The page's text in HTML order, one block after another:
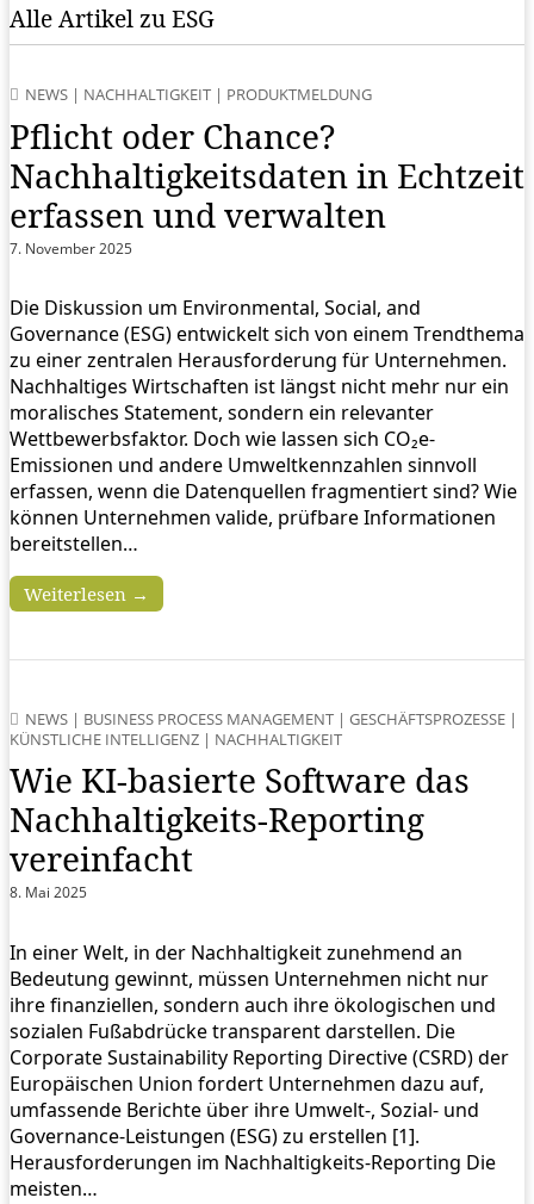
Alle Artikel zu ESG
NEWS | NACHHALTIGKEIT | PRODUKTMELDUNG
Pflicht oder Chance?
Nachhaltigkeitsdaten in Echtzeit
erfassen und verwalten
7. November 2025
Die Diskussion um Environmental, Social, and
Governance (ESG) entwickelt sich von einem Trendthema
zu einer zentralen Herausforderung für Unternehmen.
Nachhaltiges Wirtschaften ist längst nicht mehr nur ein
moralisches Statement, sondern ein relevanter
Wettbewerbsfaktor. Doch wie lassen sich CO₂e-
Emissionen und andere Umweltkennzahlen sinnvoll
erfassen, wenn die Datenquellen fragmentiert sind? Wie
können Unternehmen valide, prüfbare Informationen
bereitstellen…
Weiterlesen →
NEWS | BUSINESS PROCESS MANAGEMENT | GESCHÄFTSPROZESSE |
KÜNSTLICHE INTELLIGENZ | NACHHALTIGKEIT
Wie KI-basierte Software das
Nachhaltigkeits-Reporting
vereinfacht
8. Mai 2025
In einer Welt, in der Nachhaltigkeit zunehmend an
Bedeutung gewinnt, müssen Unternehmen nicht nur
ihre finanziellen, sondern auch ihre ökologischen und
sozialen Fußabdrücke transparent darstellen. Die
Corporate Sustainability Reporting Directive (CSRD) der
Europäischen Union fordert Unternehmen dazu auf,
umfassende Berichte über ihre Umwelt-, Sozial- und
Governance-Leistungen (ESG) zu erstellen [1].
Herausforderungen im Nachhaltigkeits-Reporting Die
meisten…